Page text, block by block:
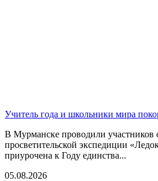
Учитель года и школьники мира
В Мурманске проводили участников
просветительской экспедиции
приурочена к Году единства...
05.08.2026